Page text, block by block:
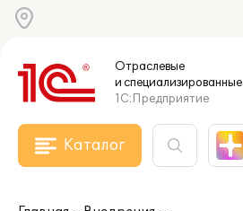
Отраслевые
и специализированные
1С:Предприятие
Каталог